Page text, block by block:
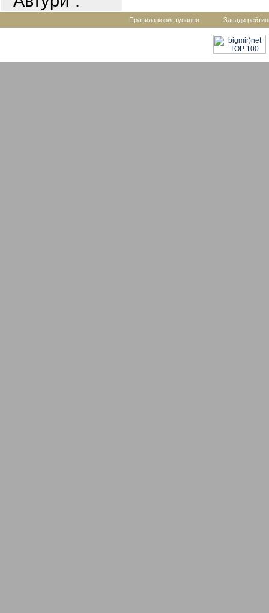
Правила користування Засади